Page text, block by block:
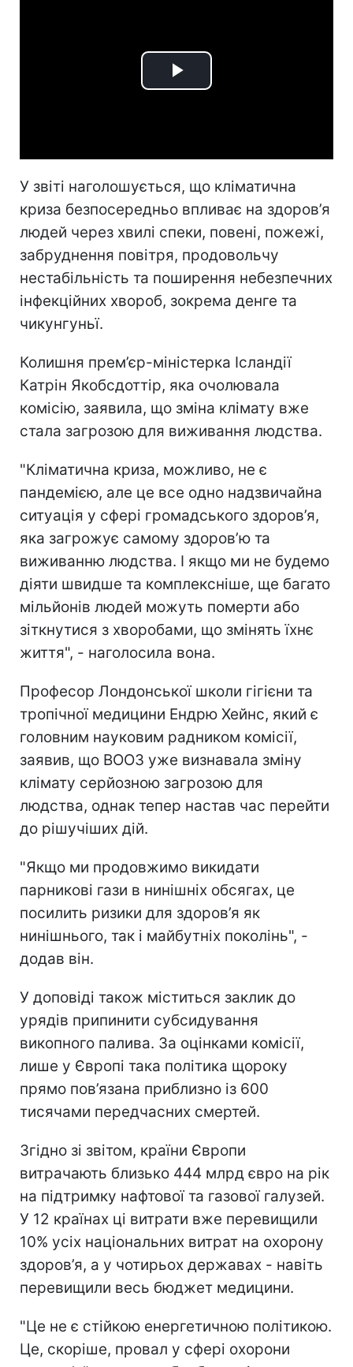
Play
У звіті наголошується, що кліматична
криза безпосередньо впливає на здоров’я
людей через хвилі спеки, повені, пожежі,
забруднення повітря, продовольчу
нестабільність та поширення небезпечних
інфекційних хвороб, зокрема денге та
чикунгуньї.
Колишня прем’єр-міністерка Ісландії
Катрін Якобсдоттір, яка очолювала
комісію, заявила, що зміна клімату вже
стала загрозою для виживання людства.
"Кліматична криза, можливо, не є
пандемією, але це все одно надзвичайна
ситуація у сфері громадського здоров’я,
яка загрожує самому здоров’ю та
виживанню людства. І якщо ми не будемо
діяти швидше та комплексніше, ще багато
мільйонів людей можуть померти або
зіткнутися з хворобами, що змінять їхнє
життя", - наголосила вона.
Професор Лондонської школи гігієни та
тропічної медицини Ендрю Хейнс, який є
головним науковим радником комісії,
заявив, що ВООЗ уже визнавала зміну
клімату серйозною загрозою для
людства, однак тепер настав час перейти
до рішучіших дій.
"Якщо ми продовжимо викидати
парникові гази в нинішніх обсягах, це
посилить ризики для здоров’я як
нинішнього, так і майбутніх поколінь", -
додав він.
У доповіді також міститься заклик до
урядів припинити субсидування
викопного палива. За оцінками комісії,
лише у Європі така політика щороку
прямо пов’язана приблизно із 600
тисячами передчасних смертей.
Згідно зі звітом, країни Європи
витрачають близько 444 млрд євро на рік
на підтримку нафтової та газової галузей.
У 12 країнах ці витрати вже перевищили
10% усіх національних витрат на охорону
здоров’я, а у чотирьох державах - навіть
перевищили весь бюджет медицини.
"Це не є стійкою енергетичною політикою.
Це, скоріше, провал у сфері охорони